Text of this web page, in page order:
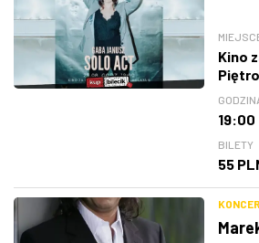
Kino
19:00
BILETY
55